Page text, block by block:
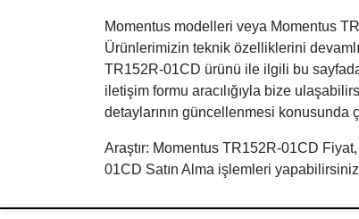
Momentus modelleri veya Momentus
Ürünlerimizin teknik özelliklerini
TR152R-01CD ürünü ile ilgili bu
iletişim formu aracılığıyla bize
detaylarının güncellenmesi konusunda
Araştır: Momentus TR152R-01CD
01CD Satın Alma işlemleri